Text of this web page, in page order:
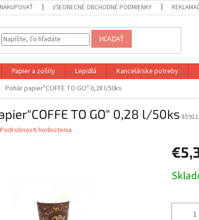
VŠEOBECNÉ OBCHODNÉ PODMIENKY
HĽADAŤ
Papier a zošity Lepidlá Kancelárske potreby
Pohár papier"COFFE TO GO" 0,28 l/50ks
TO GO" 0,28 l/50ks
Podrobnosti hodnotenia
cena: